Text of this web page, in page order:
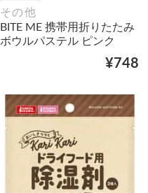
その他
BITE ME 携帯用折りたたみ
ボウルパステル ピンク
¥748